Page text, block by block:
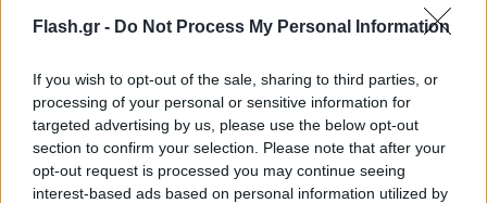
Flash.gr - Do Not Process My Personal Information
If you wish to opt-out of the sale, sharing to third parties, or
processing of your personal or sensitive information for
targeted advertising by us, please use the below opt-out
section to confirm your selection. Please note that after your
opt-out request is processed you may continue seeing
interest-based ads based on personal information utilized by
Ιωάννα Τούνη: Η διαφωνία του γιου της Πάρη με
τον σύντροφό της Δημήτρη Σπυριδωνίδη (Βίντεο)
10.08.2026 ΤΖΏΡΤΖΙΑ ΓΕΩΡΓΊΟΥ